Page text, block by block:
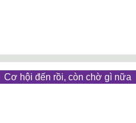
Cơ hội đến rồi, còn chờ gì nữa